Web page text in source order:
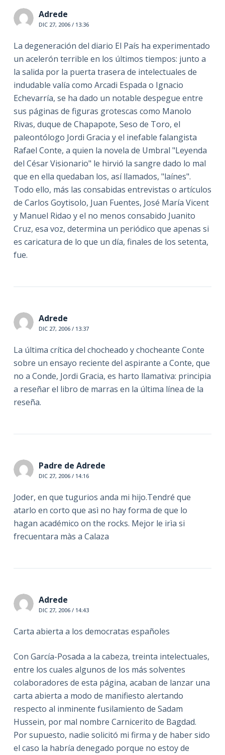
Adrede
DIC 27, 2006 / 13:36
La degeneración del diario El País ha experimentado
un acelerón terrible en los últimos tiempos: junto a
la salida por la puerta trasera de intelectuales de
indudable valía como Arcadi Espada o Ignacio
Echevarría, se ha dado un notable despegue entre
sus páginas de figuras grotescas como Manolo
Rivas, duque de Chapapote, Seso de Toro, el
paleontólogo Jordi Gracia y el inefable falangista
Rafael Conte, a quien la novela de Umbral "Leyenda
del César Visionario" le hirvió la sangre dado lo mal
que en ella quedaban los, así llamados, "laínes".
Todo ello, más las consabidas entrevistas o artículos
de Carlos Goytisolo, Juan Fuentes, José María Vicent
y Manuel Ridao y el no menos consabido Juanito
Cruz, esa voz, determina un periódico que apenas si
es caricatura de lo que un día, finales de los setenta,
fue.
Adrede
DIC 27, 2006 / 13:37
La última crítica del chocheado y chocheante Conte
sobre un ensayo reciente del aspirante a Conte, que
no a Conde, Jordi Gracia, es harto llamativa: principia
a reseñar el libro de marras en la última línea de la
reseña.
Padre de Adrede
DIC 27, 2006 / 14:16
Joder, en que tugurios anda mi hijo.Tendré que
atarlo en corto que asì no hay forma de que lo
hagan académico on the rocks. Mejor le irìa si
frecuentara màs a Calaza
Adrede
DIC 27, 2006 / 14:43
Carta abierta a los democratas españoles
Con García-Posada a la cabeza, treinta intelectuales,
entre los cuales algunos de los más solventes
colaboradores de esta página, acaban de lanzar una
carta abierta a modo de manifiesto alertando
respecto al inminente fusilamiento de Sadam
Hussein, por mal nombre Carnicerito de Bagdad.
Por supuesto, nadie solicitó mi firma y de haber sido
el caso la habría denegado porque no estoy de